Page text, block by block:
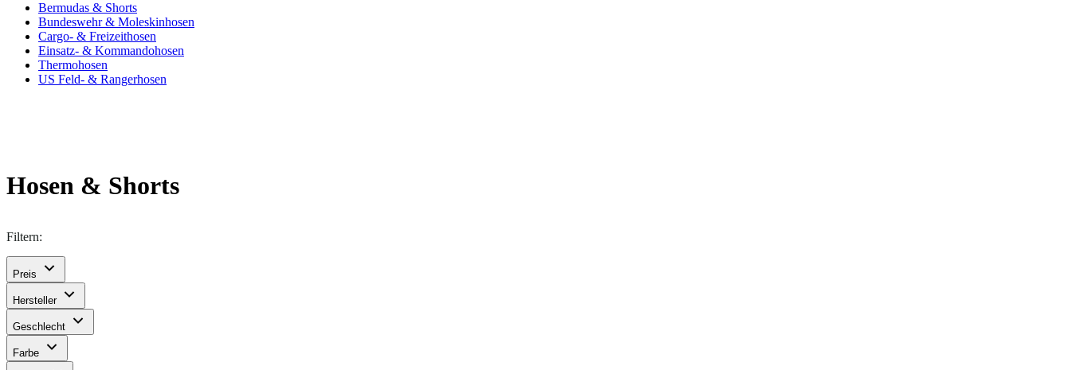
Bermudas & Shorts
Bundeswehr & Moleskinhosen
Cargo- & Freizeithosen
Einsatz- & Kommandohosen
Thermohosen
US Feld- & Rangerhosen
Hosen & Shorts
Filtern:
Preis
Hersteller
Geschlecht
Farbe